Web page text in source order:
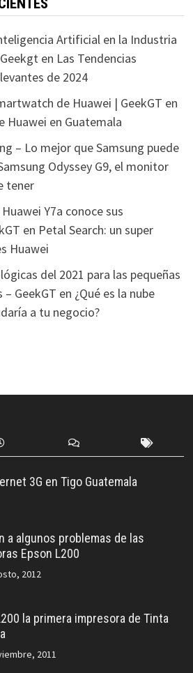
Artificial en la Industria
en Las Tendencias
de 2024
de Huawei | GeekGT en
Huawei en Guatemala
– Lo mejor que Samsung puede
Odyssey G9, el monitor
tener
Y7a conoce sus
en Petal Search: un super
Huawei
del 2021 para las pequeñas
GeekGT en ¿Qué es la nube
a tu negocio?
3G en Tigo Guatemala
a algunos problemas de las
Epson L200
2012
la primera impresora de Tinta
2011